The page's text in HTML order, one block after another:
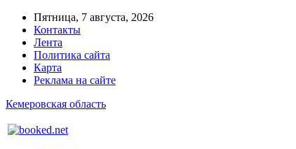
Пятница, 7 августа, 2026
Контакты
Лента
Политика сайта
Карта
Реклама на сайте
Кемеровская область